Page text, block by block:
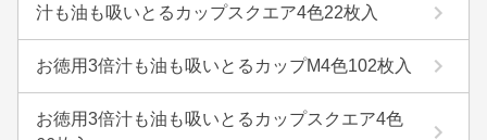
汁も油も吸いとるカップスクエア4色22枚入
お徳用3倍汁も油も吸いとるカップM4色102枚入
お徳用3倍汁も油も吸いとるカップスクエア4色